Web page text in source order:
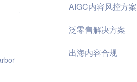
区共同维护的容器镜像仓库管理项目Harbor，获得超过1万 GitHub 星星！ Harbor
AIGC内容风控方案
泛零售解决方案
出海内容合规